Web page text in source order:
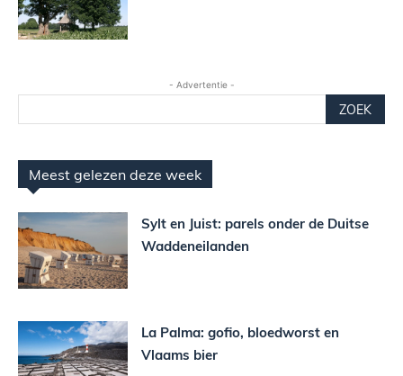
- Advertentie -
ZOEK
Meest gelezen deze week
Sylt en Juist: parels onder de Duitse
Waddeneilanden
La Palma: gofio, bloedworst en
Vlaams bier